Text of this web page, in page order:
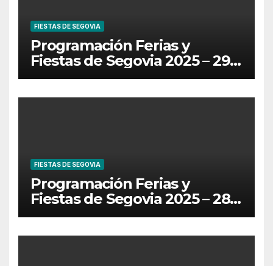
FIESTAS DE SEGOVIA
Programación Ferias y
Fiestas de Segovia 2025 – 29
de Junio
FIESTAS DE SEGOVIA
Programación Ferias y
Fiestas de Segovia 2025 – 28
de Junio